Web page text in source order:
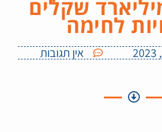
1.8 מיליארד שקלים
לחימה
אין תגובות